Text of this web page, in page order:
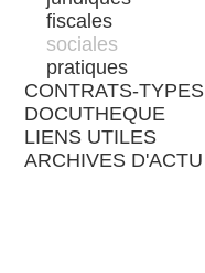
fiscales
sociales
pratiques
CONTRATS-TYPES
DOCUTHEQUE
LIENS UTILES
ARCHIVES D'ACTU